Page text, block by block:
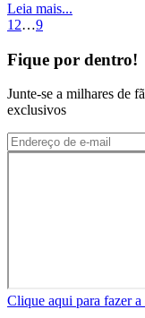
Leia mais...
1 2…9
Fique por dentro!
Junte-se a milhares de
exclusivos
Clique aqui para fazer a